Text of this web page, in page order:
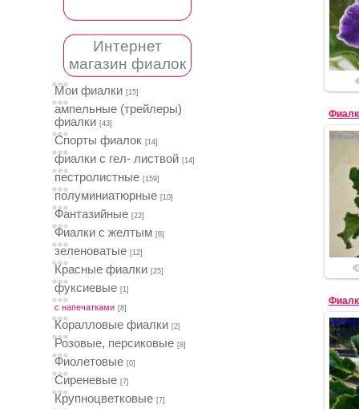
Интернет
магазин фиалок
Мои фиалки [15]
ампельные (трейлеры)
фиалки [43]
Спорты фиалок [14]
фиалки с гел- листвой [14]
пестролистные [159]
полуминиатюрные [10]
Фантазийные [22]
Фиалки с желтым [6]
зеленоватые [12]
Красные фиалки [25]
фуксиевые [1]
с напечатками [8]
Коралловые фиалки [2]
Розовые, персиковые [8]
Фиолетовые [0]
Сиреневые [7]
Крупноцветковые [7]